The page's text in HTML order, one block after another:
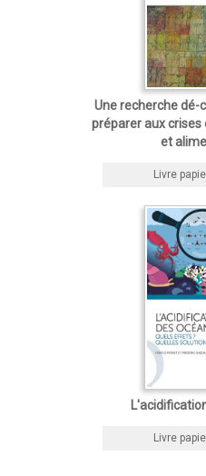
Une recherche dé-
préparer aux
et
Livre
Livre